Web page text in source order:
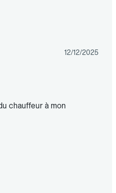
12/12/2025
chauffeur à mon